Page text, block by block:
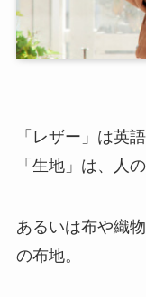
「レザー」は英
「生地」は、人
あるいは布や織
の布地。